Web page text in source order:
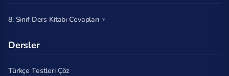
8. Sınıf Ders Kitabı Cevapları
Dersler
Türkçe Testleri Çöz